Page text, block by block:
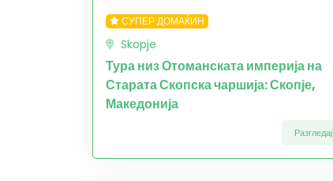
СУПЕР ДОМАЌИН
Skopje
Тура низ Отоманската империја на
Старата Скопска чаршија: Скопје,
Македонија
Разгледај